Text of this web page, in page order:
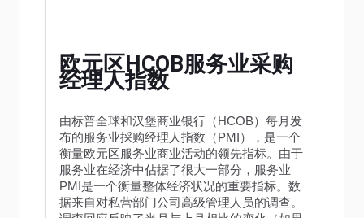
欧元区HCOB服务业采购
经理人指数
由标普全球和汉堡商业银行（HCOB）每月发
布的服务业採购经理人指数（PMI），是一个
衡量欧元区服务业商业活动的领先指标。由于
服务业在经济中佔据了很大一部分，服务业
PMI是一个衡量整体经济状况的重要指标。数
据来自对私营部门公司高级管理人员的调查。